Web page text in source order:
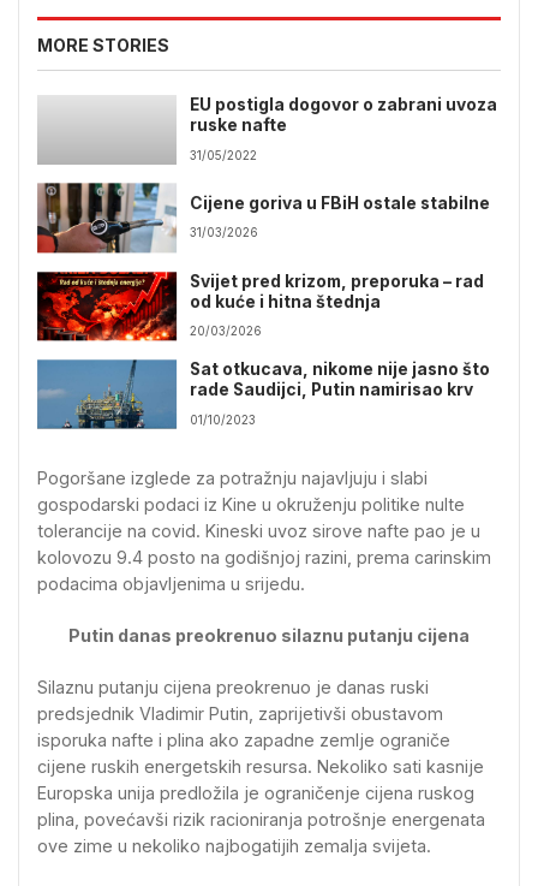
MORE STORIES
EU postigla dogovor o zabrani uvoza
ruske nafte
31/05/2022
Cijene goriva u FBiH ostale stabilne
31/03/2026
Svijet pred krizom, preporuka – rad
od kuće i hitna štednja
20/03/2026
Sat otkucava, nikome nije jasno što
rade Saudijci, Putin namirisao krv
01/10/2023
Pogoršane izglede za potražnju najavljuju i slabi
gospodarski podaci iz Kine u okruženju politike nulte
tolerancije na covid. Kineski uvoz sirove nafte pao je u
kolovozu 9.4 posto na godišnjoj razini, prema carinskim
podacima objavljenima u srijedu.
Putin danas preokrenuo silaznu putanju cijena
Silaznu putanju cijena preokrenuo je danas ruski
predsjednik Vladimir Putin, zaprijetivši obustavom
isporuka nafte i plina ako zapadne zemlje ograniče
cijene ruskih energetskih resursa. Nekoliko sati kasnije
Europska unija predložila je ograničenje cijena ruskog
plina, povećavši rizik racioniranja potrošnje energenata
ove zime u nekoliko najbogatijih zemalja svijeta.